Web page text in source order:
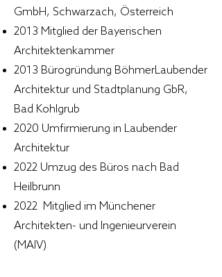
GmbH, Schwarzach, Österreich
2013 Mitglied der Bayerischen
Architektenkammer
2013 Bürogründung BöhmerLaubender
Architektur und Stadtplanung GbR,
Bad Kohlgrub
2020 Umfirmierung in Laubender
Architektur
2022 Umzug des Büros nach Bad
Heilbrunn
2022 Mitglied im Münchener
Architekten- und Ingenieurverein
(MAIV)